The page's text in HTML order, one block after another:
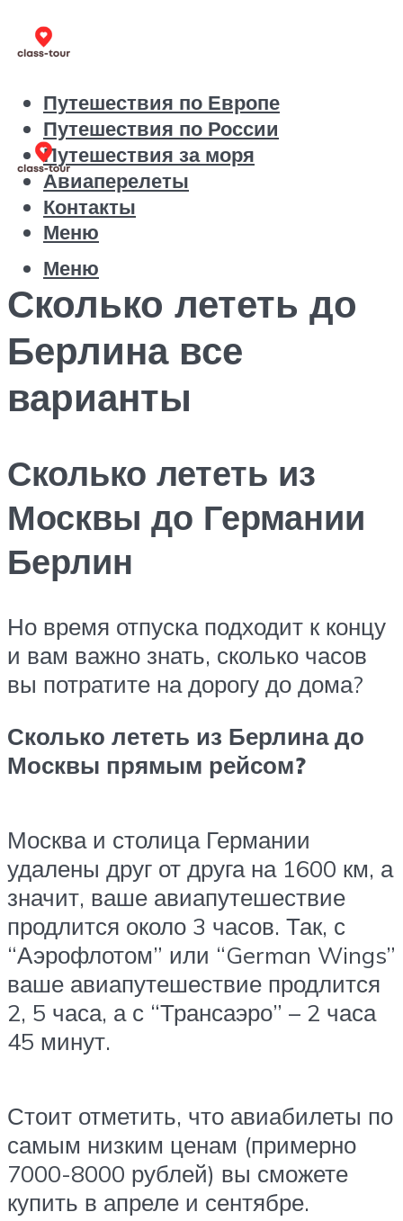
Путешествия по Европе
Путешествия по России
Путешествия за моря
Авиаперелеты
Контакты
Меню
Меню
Сколько лететь до
Берлина все
варианты
Сколько лететь из
Москвы до Германии
Берлин
Но время отпуска подходит к концу
и вам важно знать, сколько часов
вы потратите на дорогу до дома?
Сколько лететь из Берлина до
Москвы прямым рейсом?
Москва и столица Германии
удалены друг от друга на 1600 км, а
значит, ваше авиапутешествие
продлится около 3 часов. Так, с
“Аэрофлотом” или “German Wings”
ваше авиапутешествие продлится
2, 5 часа, а с “Трансаэро” – 2 часа
45 минут.
Стоит отметить, что авиабилеты по
самым низким ценам (примерно
7000-8000 рублей) вы сможете
купить в апреле и сентябре.